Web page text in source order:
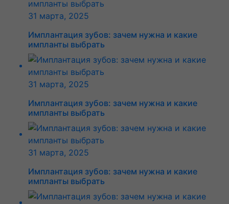
31 марта, 2025
Имплантация зубов: зачем нужна и какие
импланты выбрать
31 марта, 2025
Имплантация зубов: зачем нужна и какие
импланты выбрать
31 марта, 2025
Имплантация зубов: зачем нужна и какие
импланты выбрать